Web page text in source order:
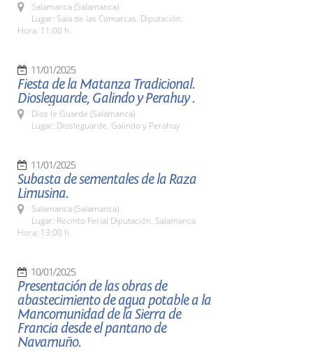
Salamanca (Salamanca)
Lugar: Sala de las Comarcas. Diputación.
Hora: 11:00 h.
11/01/2025
Fiesta de la Matanza Tradicional.
Diosleguarde, Galindo y Perahuy .
Dios le Guarde (Salamanca)
Lugar: Diosleguarde, Galindo y Perahuy
11/01/2025
Subasta de sementales de la Raza
Limusina.
Salamanca (Salamanca)
Lugar: Recinto Ferial Diputación. Salamanca
Hora: 13:00 h.
10/01/2025
Presentación de las obras de
abastecimiento de agua potable a la
Mancomunidad de la Sierra de
Francia desde el pantano de
Navamuño.